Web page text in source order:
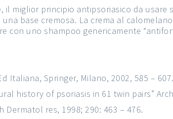
il miglior principio antipsoriasico da
base cremosa. La crema al
con uno shampoo genericamente
Italiana, Springer, Milano, 2002, 585 – 607.
history of psoriasis in 61 twin pairs”
Dermatol res, 1998; 290: 463 – 476.